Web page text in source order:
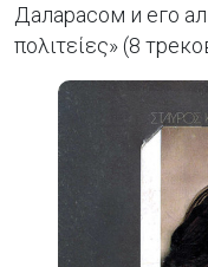
Даларасом и его
πολιτείες» (8